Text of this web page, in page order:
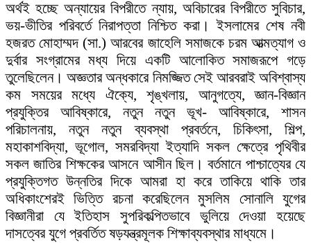
অর্থই হচ্ছে অন্যায়ের বিপরীতে ন্যায়, অবিচারের বিপরীতে সুবিচার,
ভয়-ভীতির পরিবর্তে নিরাপত্তা নিশ্চিত করা। ইসলামের শেষ নবী
হজরত মোহাম্মদ (সা.) আরবের জাহেলি সমাজকে চরম আত্মত্যাগ ও
দুর্বার সংগ্রামের মধ্য দিয়ে একটি আলোকিত সমাজরূপে গড়ে
তুলেছিলেন। অজ্ঞতার অন্ধকারে নিমজ্জিত সেই আরবরাই অবিশ্বাস্য
কম সময়ের মধ্যে ঐক্যে, শৃঙ্খলায়, আনুগত্যে, জ্ঞান-বিজ্ঞান
প্রযুক্তির আবিষ্কারে, নতুন নতুন ভূখ- আবিষ্কারে, শাসন
পরিচালনায়, নতুন নতুন ব্যবস্থা প্রবর্তনে, চিকিৎসা, শিল্প,
মহাকাশবিদ্যা, ভূগোল, সমরবিদ্যা ইত্যাদি সকল ক্ষেত্রে পৃথিবীর
সকল জাতির শিক্ষকের আসনে আসীন ছিল। বর্তমানে পাশ্চাত্যের যে
প্রযুক্তিগত উন্নতির দিকে আমরা হা করে তাকিয়ে থাকি তার
অধিকাংশেরই ভিত্তি রচনা করেছিলেন মুসলিম সোনালি যুগের
বিজ্ঞানীরা যে ইতিহাস সুপরিকল্পিতভাবে ভুলিয়ে দেওয়া হয়েছে
দাসত্বের যুগে প্রবর্তিত ষড়যন্ত্রমূলক শিক্ষাব্যবস্থার মাধ্যমে।